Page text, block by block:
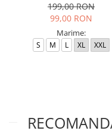
199,00 RON
99,00 RON
Marime:
S M L XL XXL